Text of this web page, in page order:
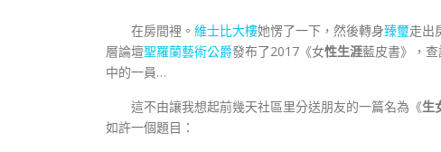
在房間裡。 維士比大樓她愣了一下，然後轉身臻璽走出
層論壇聖羅蘭藝術公爵發布了2017《女性生涯藍皮書》，
中的一員…
這不由讓我想起前幾天社區里分送朋友的一篇名為《生
如許一個題目：